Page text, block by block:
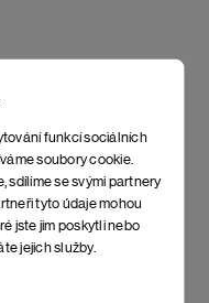
funkcí sociálních
soubory cookie.
sdílíme se svými partnery
tyto údaje mohou
jste jim poskytli nebo
jejich služby.